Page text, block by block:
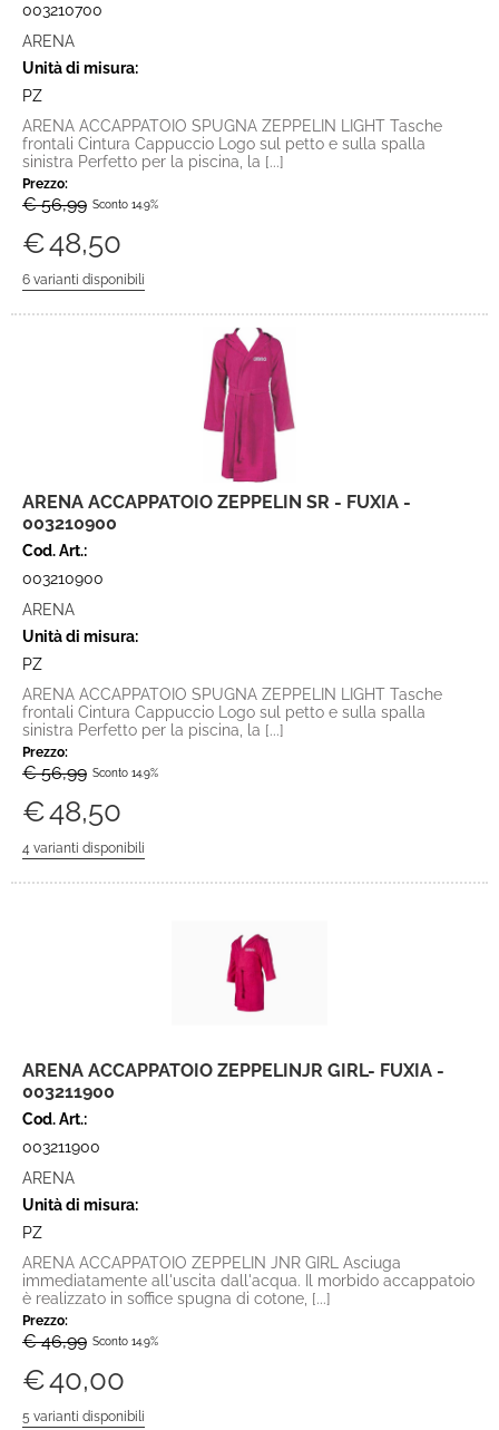
003210700
ARENA
Unità di misura:
PZ
ARENA ACCAPPATOIO SPUGNA ZEPPELIN LIGHT Tasche
frontali Cintura Cappuccio Logo sul petto e sulla spalla
sinistra Perfetto per la piscina, la [...]
Prezzo:
€ 56,99 Sconto 14.9%
€48,50
ARENA ACCAPPATOIO ZEPPELIN SR - FUXIA -
003210900
Cod. Art.:
003210900
ARENA
Unità di misura:
PZ
ARENA ACCAPPATOIO SPUGNA ZEPPELIN LIGHT Tasche
frontali Cintura Cappuccio Logo sul petto e sulla spalla
sinistra Perfetto per la piscina, la [...]
Prezzo:
€ 56,99 Sconto 14.9%
€48,50
ARENA ACCAPPATOIO ZEPPELINJR GIRL- FUXIA -
003211900
Cod. Art.:
003211900
ARENA
Unità di misura:
PZ
ARENA ACCAPPATOIO ZEPPELIN JNR GIRL Asciuga
immediatamente all'uscita dall'acqua. Il morbido accappatoio
è realizzato in soffice spugna di cotone, [...]
Prezzo:
€ 46,99 Sconto 14.9%
€40,00